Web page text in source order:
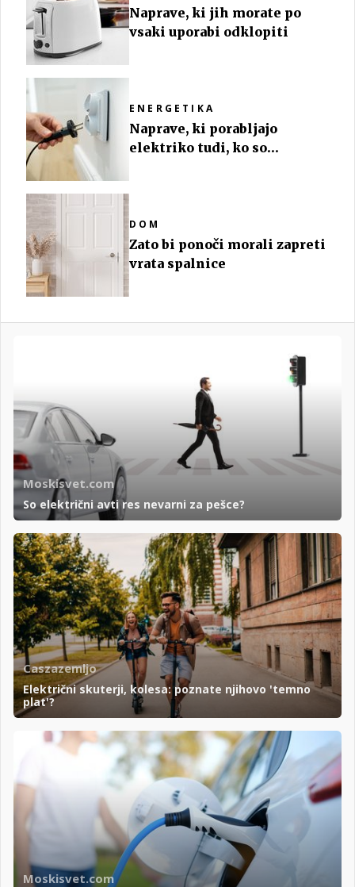
Naprave, ki jih morate po
vsaki uporabi odklopiti
ENERGETIKA
Naprave, ki porabljajo
elektriko tudi, ko so
DOM
Zato bi ponoči morali zapreti
vrata spalnice
Moskisvet.com
So električni avti res nevarni za pešce?
Caszazemljo
Električni skuterji, kolesa: poznate njihovo 'temno
plat'?
Moskisvet.com